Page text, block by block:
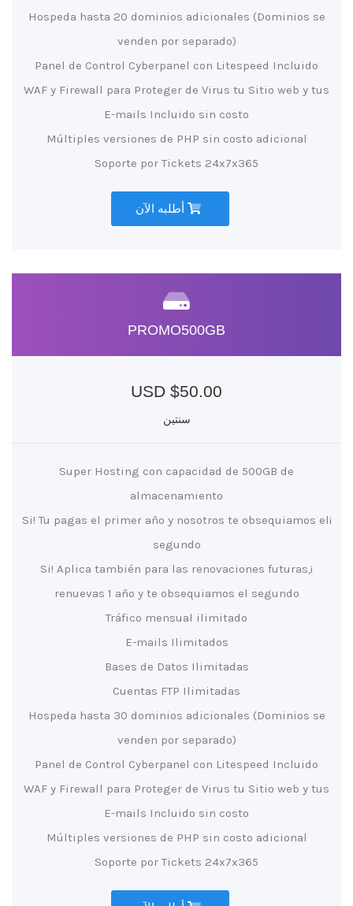
Hospeda hasta 20 dominios adicionales (Dominios se
venden por separado)
Panel de Control Cyberpanel con Litespeed Incluido
WAF y Firewall para Proteger de Virus tu Sitio web y tus
E-mails Incluido sin costo
Múltiples versiones de PHP sin costo adicional
Soporte por Tickets 24x7x365
أطلبه الآن
PROMO500GB
$50.00 USD
سنتين
Super Hosting con capacidad de 500GB de
almacenamiento
¡Si! Tu pagas el primer año y nosotros te obsequiamos el
segundo
¡Si! Aplica también para las renovaciones futuras,
renuevas 1 año y te obsequiamos el segundo
Tráfico mensual ilimitado
E-mails Ilimitados
Bases de Datos Ilimitadas
Cuentas FTP Ilimitadas
Hospeda hasta 30 dominios adicionales (Dominios se
venden por separado)
Panel de Control Cyberpanel con Litespeed Incluido
WAF y Firewall para Proteger de Virus tu Sitio web y tus
E-mails Incluido sin costo
Múltiples versiones de PHP sin costo adicional
Soporte por Tickets 24x7x365